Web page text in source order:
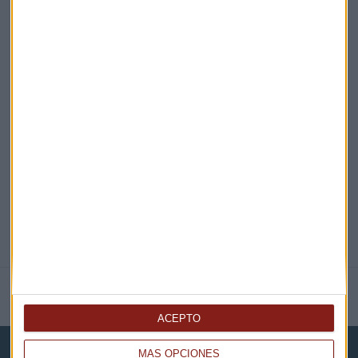
MÁS OPCIONES
ACEPTO
NOTICIAS RELACIONADAS